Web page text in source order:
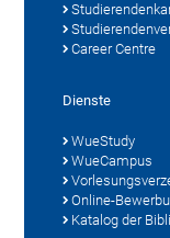
Career Centre
Dienste
WueStudy
WueCampus
Online-
Katalog der